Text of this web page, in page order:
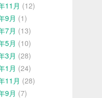
11月 (12)
9月 (1)
7月 (13)
5月 (10)
3月 (28)
1月 (24)
11月 (28)
9月 (7)